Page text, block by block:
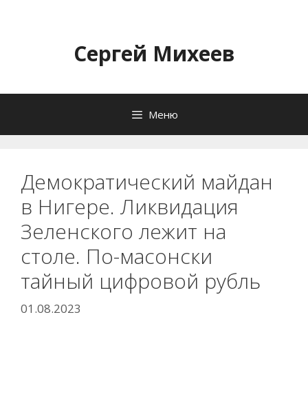
содержимомуСергей Михеев
Меню
Демократический майдан
в Нигере. Ликвидация
Зеленского лежит на
столе. По-масонски
тайный цифровой рубль
01.08.2023